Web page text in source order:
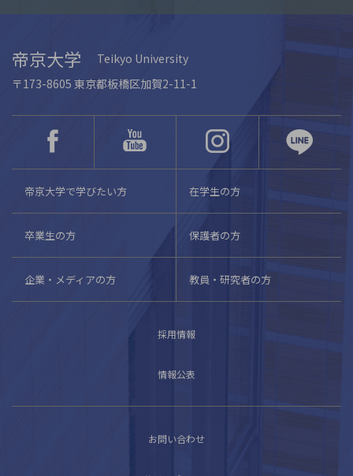
帝京大学
Teikyo University
〒173-8605 東京都板橋区加賀2-11-1
帝京大学で学びたい方 在学生の方
卒業生の方 保護者の方
企業・メディアの方 教員・研究者の方
採用情報
情報公表
お問い合わせ